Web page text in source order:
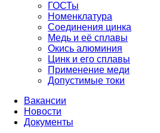
ГОСТы
Номенклатура
Соединения цинка
Медь и её сплавы
Окись алюминия
Цинк и его сплавы
Применение меди
Допустимые токи
Вакансии
Новости
Документы